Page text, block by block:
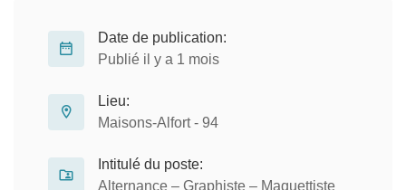
Date de publication:
Publié il y a 1 mois
Lieu:
Maisons-Alfort - 94
Intitulé du poste:
Alternance – Graphiste – Maquettiste